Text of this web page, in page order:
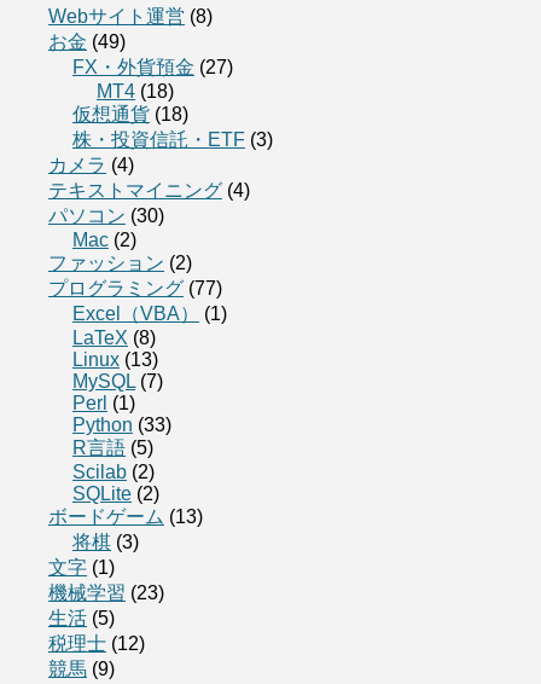
Webサイト運営 (8)
お金 (49)
FX・外貨預金 (27)
MT4 (18)
仮想通貨 (18)
株・投資信託・ETF (3)
カメラ (4)
テキストマイニング (4)
パソコン (30)
Mac (2)
ファッション (2)
プログラミング (77)
Excel（VBA）
(1)
LaTeX (8)
Linux (13)
MySQL (7)
Perl (1)
Python (33)
R言語 (5)
Scilab (2)
SQLite (2)
ボードゲーム (13)
将棋 (3)
文字 (1)
機械学習 (23)
生活 (5)
税理士 (12)
競馬 (9)